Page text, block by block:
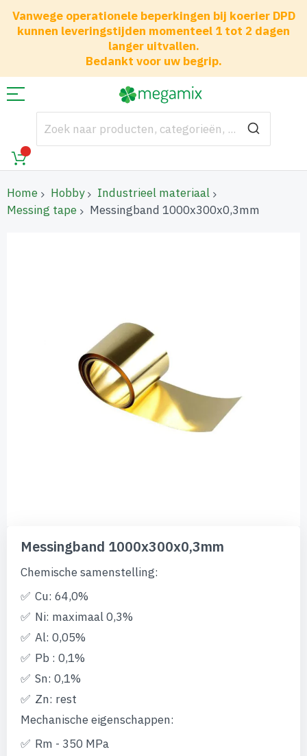
Vanwege operationele beperkingen bij koerier DPD
kunnen leveringstijden momenteel 1 tot 2 dagen
langer uitvallen.
Bedankt voor uw begrip.
Home Hobby
Industrieel materiaal
Messing tape
Messingband 1000x300x0,3mm
naar
begin
afbeeldingen-
gallerij
Messingband 1000x300x0,3mm
Chemische samenstelling:
Cu: 64,0%
Ni: maximaal 0,3%
Al: 0,05%
Pb : 0,1%
Sn: 0,1%
Zn: rest
Mechanische eigenschappen:
Rm - 350 MPa